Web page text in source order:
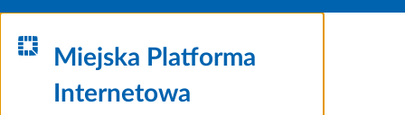
Miejska Platforma
Internetowa